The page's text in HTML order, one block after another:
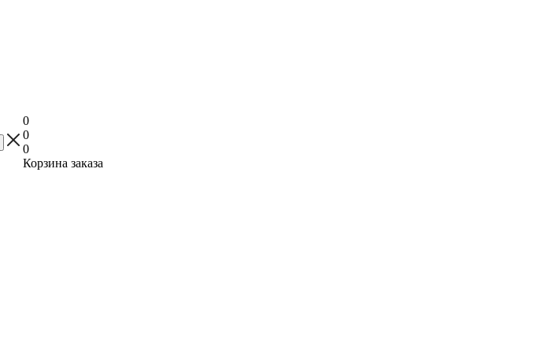
0
0
0
Корзина заказа